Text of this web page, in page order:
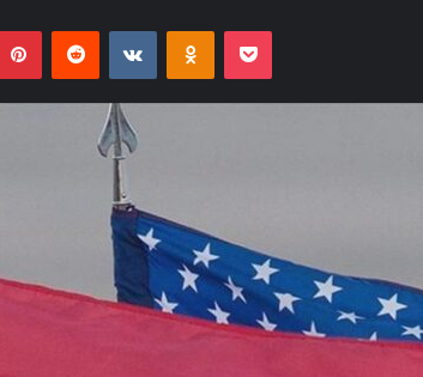
PinterestReddit VKontakteOdnoklassniki
Pocket